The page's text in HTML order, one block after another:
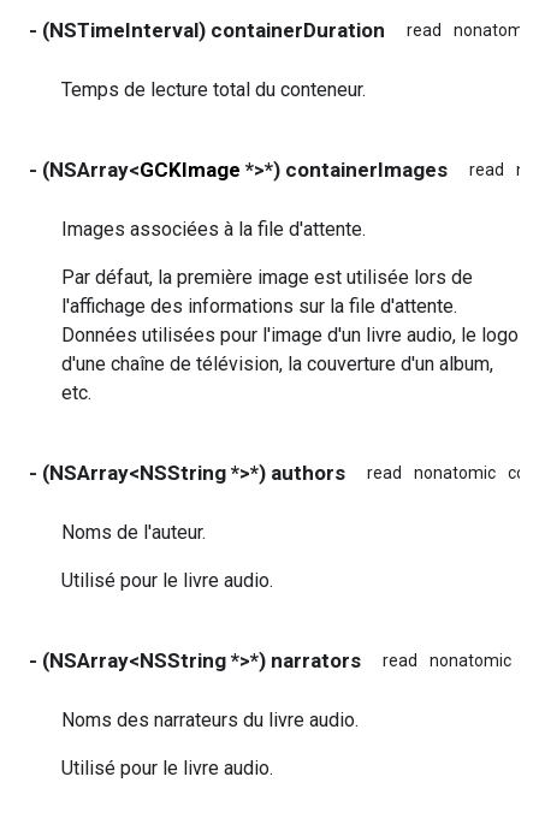
- (NSTimeInterval) containerDuration read nonatomic
Temps de lecture total du conteneur.
- (NSArray<GCKImage *>*) containerImages read
Images associées à la file d'attente.
Par défaut, la première image est utilisée lors de
l'affichage des informations sur la file d'attente.
Données utilisées pour l'image d'un livre audio, le logo
d'une chaîne de télévision, la couverture d'un album,
etc.
- (NSArray<NSString *>*) authors read nonatomic
Noms de l'auteur.
Utilisé pour le livre audio.
- (NSArray<NSString *>*) narrators read nonatomic
Noms des narrateurs du livre audio.
Utilisé pour le livre audio.